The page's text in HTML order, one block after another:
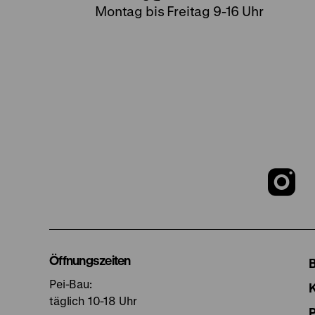
Montag bis Freitag 9-16 Uhr
Zu
Öffnungszeiten
Pei-Bau:
täglich 10-18 Uhr